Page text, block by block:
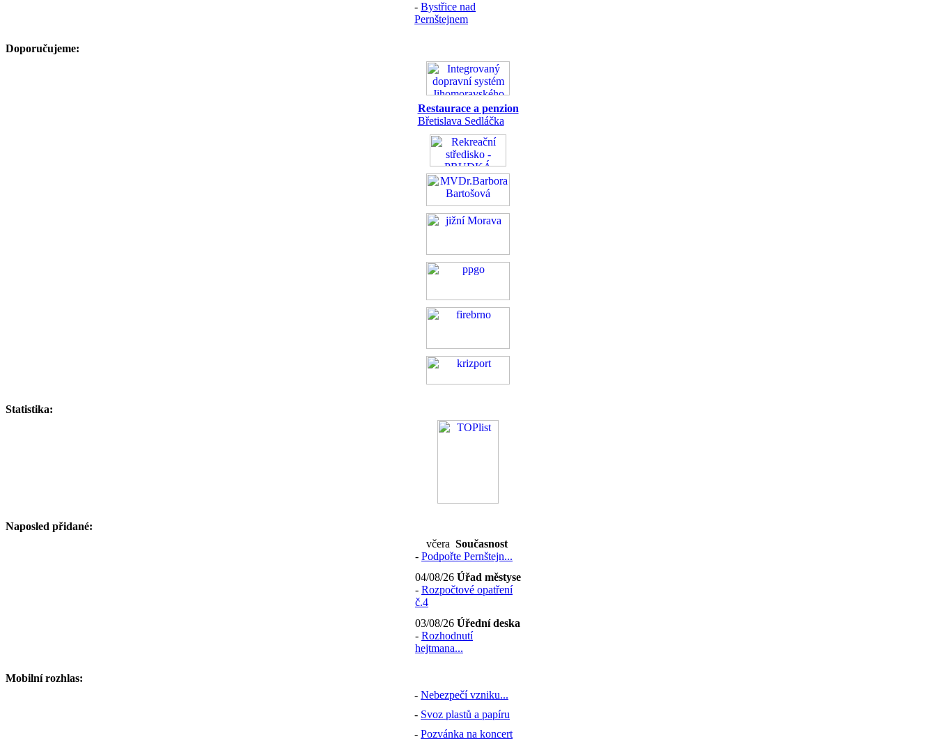
- Bystřice nad
Pernštejnem
Doporučujeme:
Restaurace a penzion
Břetislava Sedláčka
Statistika:
Naposled přidané:
včera Současnost
- Podpořte Pernštejn...
04/08/26 Úřad městyse
- Rozpočtové opatření
č.4
03/08/26 Úřední deska
- Rozhodnutí
hejtmana...
Mobilní rozhlas:
- Nebezpečí vzniku...
- Svoz plastů a papíru
- Pozvánka na koncert